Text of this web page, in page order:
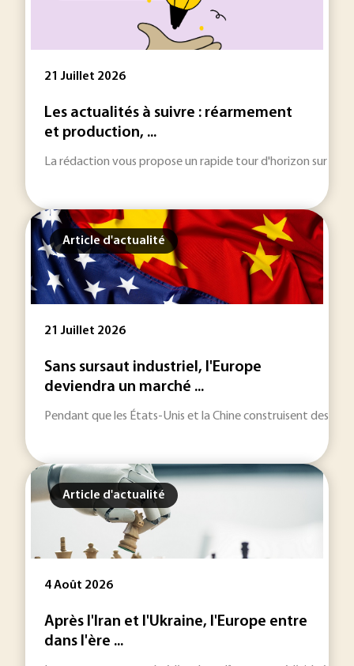
21 Juillet 2026
Les actualités à suivre : réarmement
et production, ...
La rédaction vous propose un rapide tour d'horizon sur les
Article d'actualité
21 Juillet 2026
Sans sursaut industriel, l'Europe
deviendra un marché ...
Pendant que les États-Unis et la Chine construisent des
Article d'actualité
4 Août 2026
Après l'Iran et l'Ukraine, l'Europe entre
dans l'ère ...